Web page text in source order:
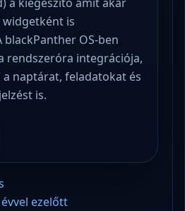
widgetként is
blackPanther OS-ben
rendszeróra integrációja,
naptárat, feladatokat és
is.
ezelőtt